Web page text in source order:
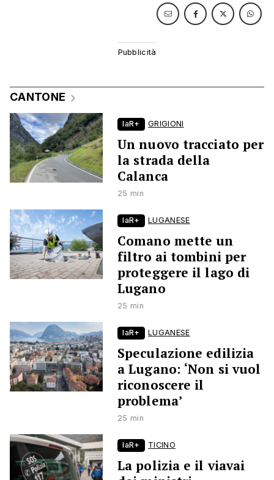
CANTONE
laR+ GRIGIONI
Un nuovo tracciato per
la strada della
Calanca
25 min
laR+ LUGANESE
Comano mette un
filtro ai tombini per
proteggere il lago di
Lugano
25 min
laR+ LUGANESE
Speculazione edilizia
a Lugano: ‘Non si vuol
riconoscere il
problema’
25 min
laR+ TICINO
La polizia e il viavai